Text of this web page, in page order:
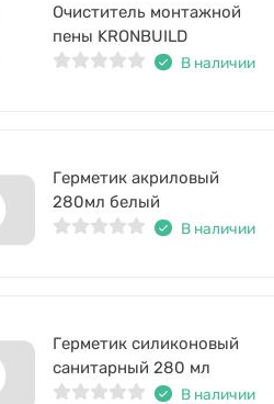
Очиститель монтажной
пены KRONBUILD
В наличии
Герметик акриловый
280мл белый
В наличии
Герметик силиконовый
санитарный 280 мл
В наличии